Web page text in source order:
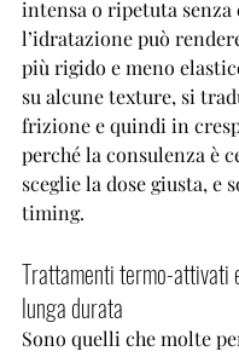
intensa o ripetuta
l’idratazione può
più rigido e meno
su alcune texture, si
frizione e quindi in
perché la consulenza è
sceglie la dose giusta, e
timing.
Trattamenti termo-attivati
lunga durata
Sono quelli che molte